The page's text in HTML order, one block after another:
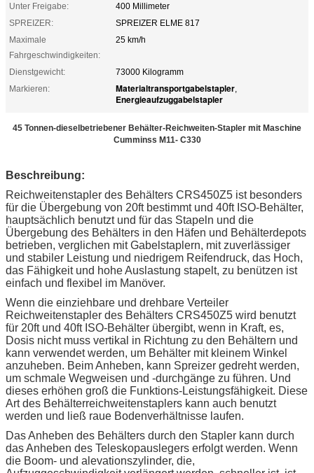
Unter Freigabe:
400 Millimeter
SPREIZER:
SPREIZER ELME 817
Maximale
Fahrgeschwindigkeiten:
25 km/h
Dienstgewicht:
73000 Kilogramm
Markieren:
Materialtransportgabelstapler,
Energieaufzuggabelstapler
45 Tonnen-dieselbetriebener Behälter-Reichweiten-Stapler mit Maschine
Cumminss M11- C330
Beschreibung:
Reichweitenstapler des Behälters CRS450Z5 ist besonders
für die Übergebung von 20ft bestimmt und 40ft ISO-Behälter,
hauptsächlich benutzt und für das Stapeln und die
Übergebung des Behälters in den Häfen und Behälterdepots
betrieben, verglichen mit Gabelstaplern, mit zuverlässiger
und stabiler Leistung und niedrigem Reifendruck, das Hoch,
das Fähigkeit und hohe Auslastung stapelt, zu benützen ist
einfach und flexibel im Manöver.
Wenn die einziehbare und drehbare Verteiler
Reichweitenstapler des Behälters CRS450Z5 wird benutzt
für 20ft und 40ft ISO-Behälter übergibt, wenn in Kraft, es,
Dosis nicht muss vertikal in Richtung zu den Behältern und
kann verwendet werden, um Behälter mit kleinem Winkel
anzuheben. Beim Anheben, kann Spreizer gedreht werden,
um schmale Wegweisen und -durchgänge zu führen. Und
dieses erhöhen groß die Funktions-Leistungsfähigkeit. Diese
Art des Behälterreichweitenstaplers kann auch benutzt
werden und ließ raue Bodenverhältnisse laufen.
Das Anheben des Behälters durch den Stapler kann durch
das Anheben des Teleskopauslegers erfolgt werden. Wenn
die Boom- und alevationszylinder, die,